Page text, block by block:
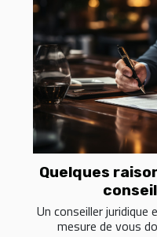
Quelques
Un conseiller
mesure de vous